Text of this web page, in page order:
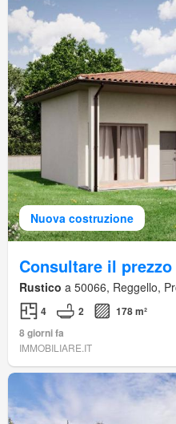
Nuova costruzione
Consultare il prezzo
Rustico a 50066, Reggello,
4 2
178 m²
8 giorni fa
IMMOBILIARE.IT